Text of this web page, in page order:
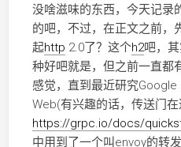
没啥滋味的东西，今天记录
的吧，不过，在正文之前，
起http 2.0了？这个h2吧，
种好吧就是，但之前一直都
感觉，直到最近研究Google
Web(有兴趣的话，传送门在
https://grpc.io/docs/
中用到了一个叫envoy的转